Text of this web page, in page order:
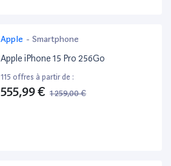
Apple - Smartphone
Apple iPhone 15 Pro 256Go
115 offres à partir de :
555,99 € 1 259,00 €